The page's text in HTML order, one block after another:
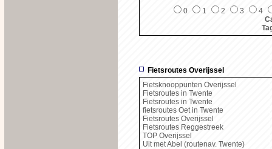
0 1 2 3
4
Fietsroutes Overijssel
Fietsknooppunten Overijssel
Fietsroutes in Twente
Fietsroutes in Twente
fietsroutes Oet in Twente
Fietsroutes Overijssel
Fietsroutes Reggestreek
TOP Overijssel
Uit met Abel (routenav. Twente)